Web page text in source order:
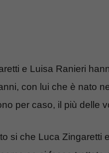
e Luisa Ranieri
con lui che è nato
per caso, il più delle
si che Luca Zingaretti